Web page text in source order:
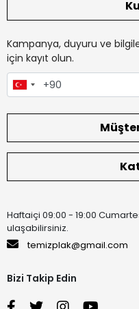
Kampanya, duyuru ve
için kayıt olun.
Haftaiçi 09:00 - 19:00
ulaşabilirsiniz.
temizplak@gmail.com
Bizi Takip Edin